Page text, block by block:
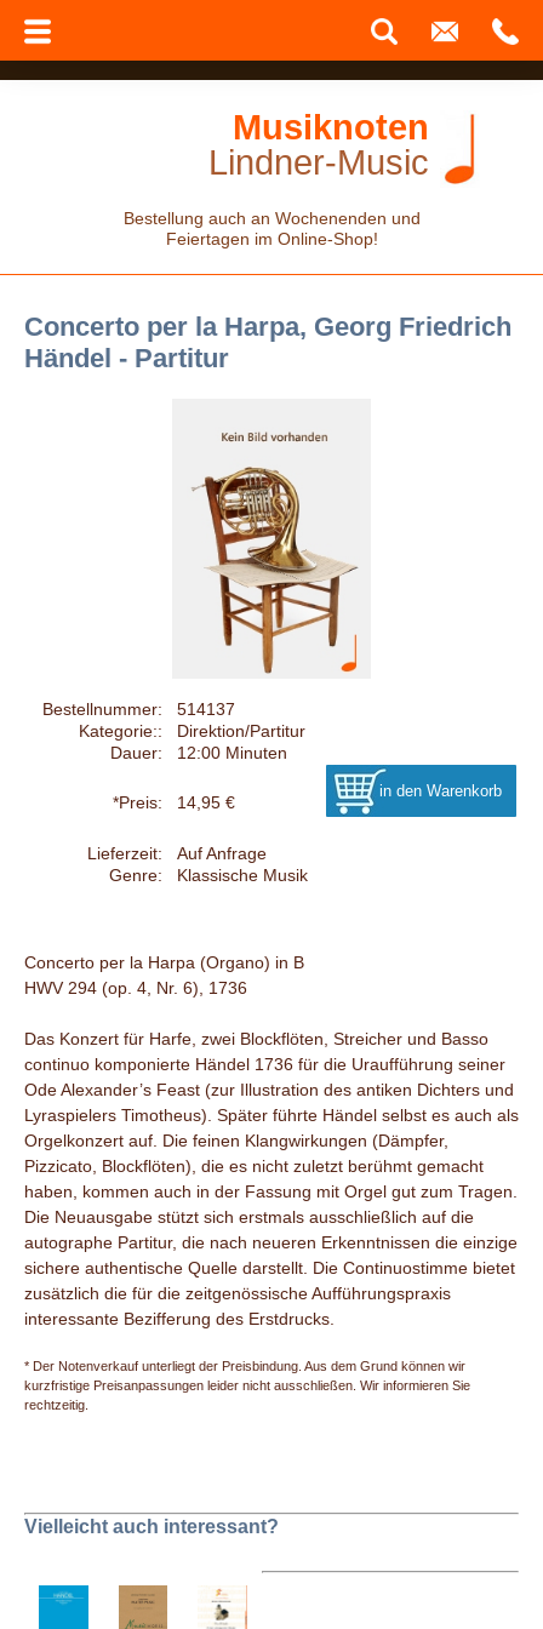
Musiknoten
Lindner-Music
Bestellung auch an Wochenenden und
Feiertagen im Online-Shop!
Concerto per la Harpa, Georg Friedrich
Händel - Partitur
Bestellnummer:
514137
Kategorie::
Direktion/Partitur
Dauer:
12:00 Minuten
*Preis: 14,95 €
Lieferzeit:
Auf Anfrage
Genre:
Klassische Musik
Concerto per la Harpa (Organo) in B
HWV 294 (op. 4, Nr. 6), 1736
Das Konzert für Harfe, zwei Blockflöten, Streicher und Basso
continuo komponierte Händel 1736 für die Uraufführung seiner
Ode Alexander’s Feast (zur Illustration des antiken Dichters und
Lyraspielers Timotheus). Später führte Händel selbst es auch als
Orgelkonzert auf. Die feinen Klangwirkungen (Dämpfer,
Pizzicato, Blockflöten), die es nicht zuletzt berühmt gemacht
haben, kommen auch in der Fassung mit Orgel gut zum Tragen.
Die Neuausgabe stützt sich erstmals ausschließlich auf die
autographe Partitur, die nach neueren Erkenntnissen die einzige
sichere authentische Quelle darstellt. Die Continuostimme bietet
zusätzlich die für die zeitgenössische Aufführungspraxis
interessante Bezifferung des Erstdrucks.
* Der Notenverkauf unterliegt der Preisbindung. Aus dem Grund können wir
kurzfristige Preisanpassungen leider nicht ausschließen. Wir informieren Sie
rechtzeitig.
Vielleicht auch interessant?